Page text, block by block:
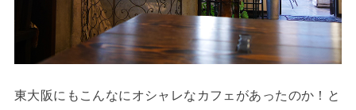
東大阪にもこんなにオシャレなカフェがあったのか！と